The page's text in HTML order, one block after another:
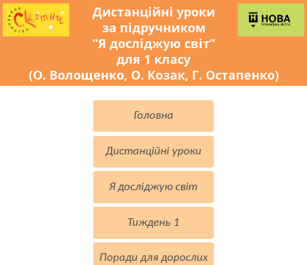
Дистанційні уроки
за підручником
“Я досліджую світ”
для 1 класу
(О. Волощенко, О. Козак, Г. Остапенко)
Головна
Дистанційні уроки
Я досліджую світ
Тиждень 1
Поради для дорослих